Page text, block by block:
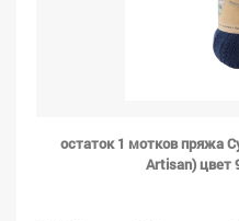
остаток 1 мотков пряжа
Artisan) цвет